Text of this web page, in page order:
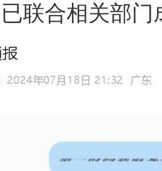
联合相关部